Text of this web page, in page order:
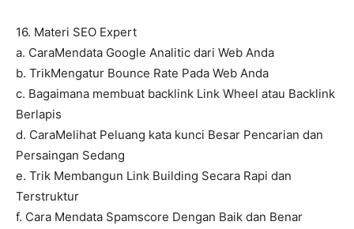
16. Materi SEO Expert
a. CaraMendata Google Analitic dari Web Anda
b. TrikMengatur Bounce Rate Pada Web Anda
c. Bagaimana membuat backlink Link Wheel atau Backlink
Berlapis
d. CaraMelihat Peluang kata kunci Besar Pencarian dan
Persaingan Sedang
e. Trik Membangun Link Building Secara Rapi dan
Terstruktur
f. Cara Mendata Spamscore Dengan Baik dan Benar